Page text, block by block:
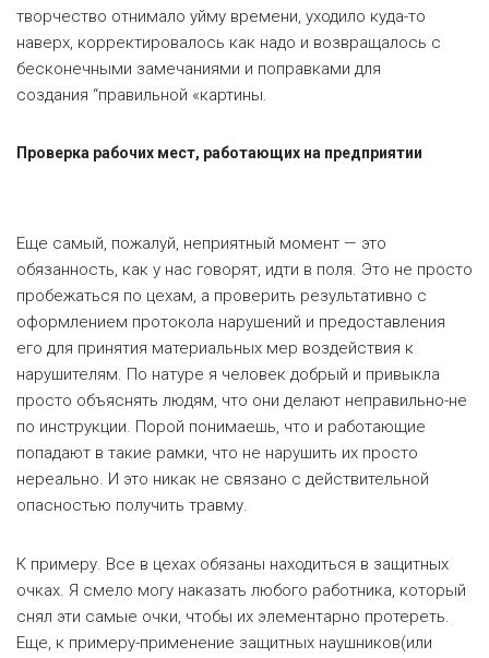
творчество отнимало уйму времени, уходило куда-то
наверх, корректировалось как надо и возвращалось с
бесконечными замечаниями и поправками для
создания “правильной «картины.
Проверка рабочих мест, работающих на предприятии
Еще самый, пожалуй, неприятный момент — это
обязанность, как у нас говорят, идти в поля. Это не просто
пробежаться по цехам, а проверить результативно с
оформлением протокола нарушений и предоставления
его для принятия материальных мер воздействия к
нарушителям. По натуре я человек добрый и привыкла
просто объяснять людям, что они делают неправильно-не
по инструкции. Порой понимаешь, что и работающие
попадают в такие рамки, что не нарушить их просто
нереально. И это никак не связано с действительной
опасностью получить травму.
К примеру. Все в цехах обязаны находиться в защитных
очках. Я смело могу наказать любого работника, который
снял эти самые очки, чтобы их элементарно протереть.
Еще, к примеру-применение защитных наушников(или